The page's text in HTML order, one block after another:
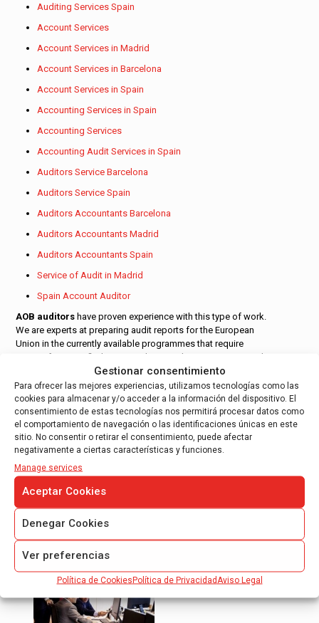
Gestionar consentimiento
Para ofrecer las mejores experiencias, utilizamos tecnologías como las
cookies para almacenar y/o acceder a la información del dispositivo. El
consentimiento de estas tecnologías nos permitirá procesar datos como
el comportamiento de navegación o las identificaciones únicas en este
sitio. No consentir o retirar el consentimiento, puede afectar
negativamente a ciertas características y funciones.
Manage services
Aceptar Cookies
Denegar Cookies
Ver preferencias
Política de CookiesPolítica de Privacidad Aviso Legal
Auditing Services Spain
Account Services
Account Services in Madrid
Account Services in Barcelona
Account Services in Spain
Accounting Services in Spain
Accounting Services
Accounting Audit Services in Spain
Auditors Service Barcelona
Auditors Service Spain
Auditors Accountants Barcelona
Auditors Accountants Madrid
Auditors Accountants Spain
Service of Audit in Madrid
Spain Account Auditor
AOB auditors have proven experience with this type of work.
We are experts at preparing audit reports for the European
Union in the currently available programmes that require
reports from certified ROAC auditors and are competent and
experienced at auditing European projects.
Contact with our Auditors of the financial
statements
We have offices throughout Spain and we have a team of
international auditors. If you need an audit report you can
93 272 12 42.
Services of AOB Auditores